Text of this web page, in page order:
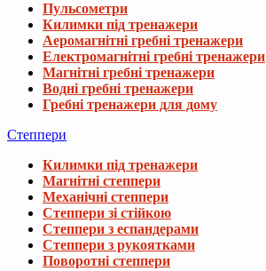
Пульсометри
Килимки під тренажери
Аеромагнітні гребні тренажери
Електромагнітні гребні тренажери
Магнітні гребні тренажери
Водні гребні тренажери
Гребні тренажери для дому
Степпери
Килимки під тренажери
Магнітні степпери
Механічні степпери
Степпери зі стійкою
Степпери з еспандерами
Степпери з рукоятками
Поворотні степпери